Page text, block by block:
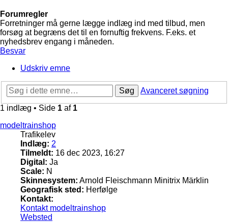
Forumregler
Forretninger må gerne lægge indlæg ind med tilbud, men
forsøg at begræns det til en fornuftig frekvens. F.eks. et
nyhedsbrev engang i måneden.
Besvar
Udskriv emne
Søg
Avanceret søgning
1 indlæg • Side 1 af 1
modeltrainshop
Trafikelev
Indlæg: 2
Tilmeldt: 16 dec 2023, 16:27
Digital: Ja
Scale: N
Skinnesystem: Arnold Fleischmann Minitrix Märklin
Geografisk sted: Herfølge
Kontakt:
Kontakt modeltrainshop
Websted